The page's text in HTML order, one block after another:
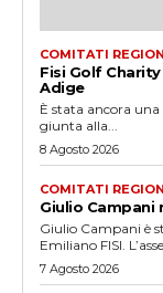
COMITATI
Fisi Golf
Adige
È stata ancora una
giunta alla...
8 Agosto 2026
COMITATI
Giulio Campani
Giulio Campani è
Emiliano FISI.
7 Agosto 2026